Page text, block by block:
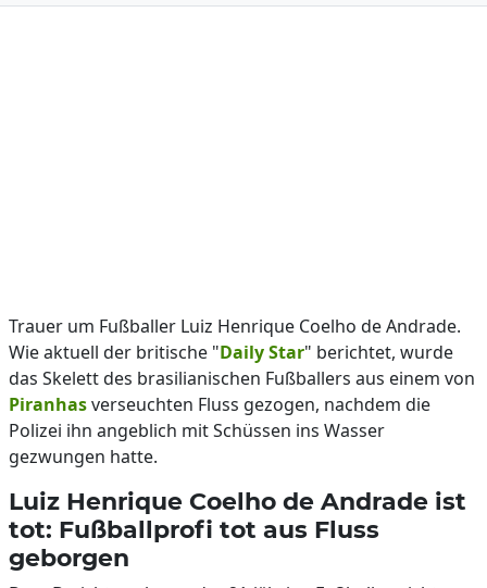
Trauer um Fußballer Luiz Henrique Coelho de Andrade.
Wie aktuell der britische "Daily Star" berichtet, wurde
das Skelett des brasilianischen Fußballers aus einem von
Piranhasverseuchten Fluss gezogen, nachdem die
Polizei ihn angeblich mit Schüssen ins Wasser
gezwungen hatte.
Luiz Henrique Coelho de Andrade ist
tot: Fußballprofi tot aus Fluss
geborgen